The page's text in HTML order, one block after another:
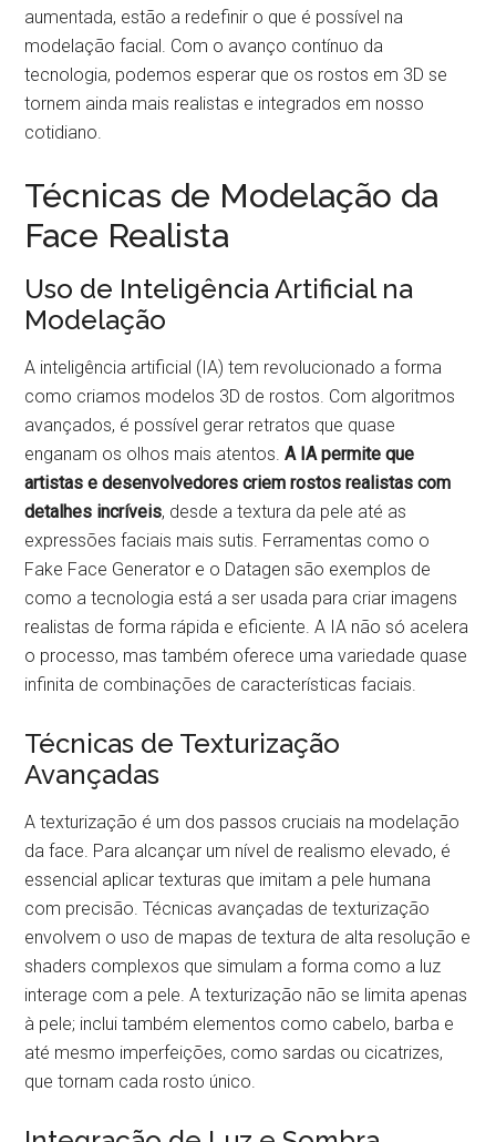
aumentada, estão a redefinir o que é possível na
modelação facial. Com o avanço contínuo da
tecnologia, podemos esperar que os rostos em 3D se
tornem ainda mais realistas e integrados em nosso
cotidiano.
Técnicas de Modelação da
Face Realista
Uso de Inteligência Artificial na
Modelação
A inteligência artificial (IA) tem revolucionado a forma
como criamos modelos 3D de rostos. Com algoritmos
avançados, é possível gerar retratos que quase
enganam os olhos mais atentos.A IA permite que
artistas e desenvolvedores criem rostos realistas com
detalhes incríveis, desde a textura da pele até as
expressões faciais mais sutis. Ferramentas como o
Fake Face Generator e o Datagen são exemplos de
como a tecnologia está a ser usada para criar imagens
realistas de forma rápida e eficiente. A IA não só acelera
o processo, mas também oferece uma variedade quase
infinita de combinações de características faciais.
Técnicas de Texturização
Avançadas
A texturização é um dos passos cruciais na modelação
da face. Para alcançar um nível de realismo elevado, é
essencial aplicar texturas que imitam a pele humana
com precisão. Técnicas avançadas de texturização
envolvem o uso de mapas de textura de alta resolução e
shaders complexos que simulam a forma como a luz
interage com a pele. A texturização não se limita apenas
à pele; inclui também elementos como cabelo, barba e
até mesmo imperfeições, como sardas ou cicatrizes,
que tornam cada rosto único.